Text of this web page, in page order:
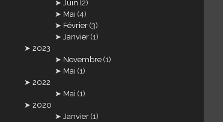
Juin (2)
Mai (4)
Février (3)
Janvier (1)
2023
Novembre (1)
Mai (1)
2022
Mai (1)
2020
Janvier (1)